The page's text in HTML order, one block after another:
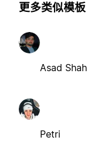
更多类似模板
Asad Shah
Petri